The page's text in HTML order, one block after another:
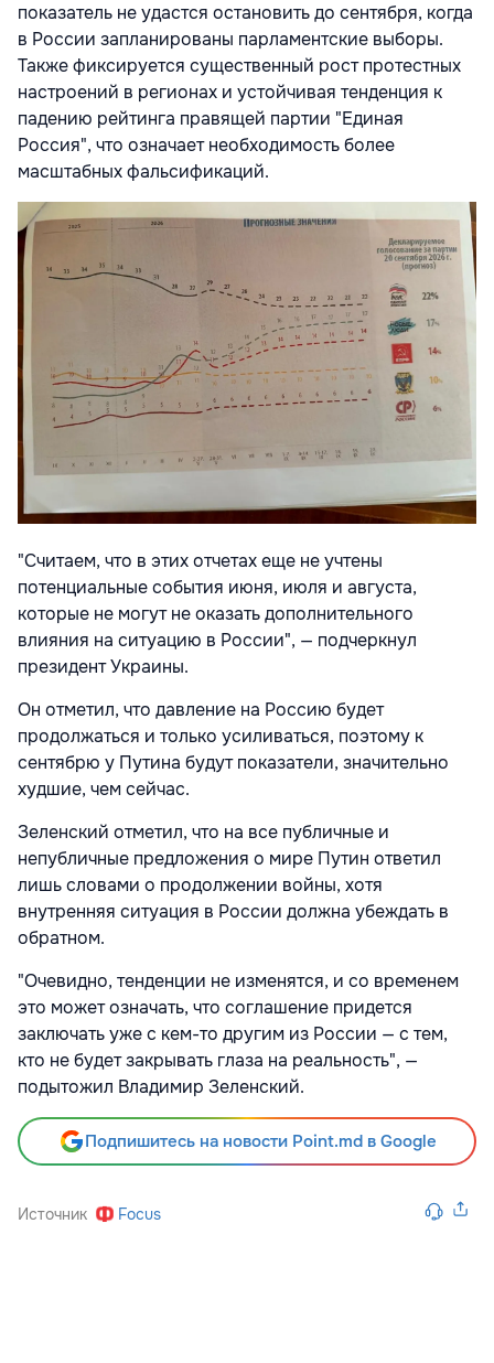
показатель не удастся остановить до сентября, когда
в России запланированы парламентские выборы.
Также фиксируется существенный рост протестных
настроений в регионах и устойчивая тенденция к
падению рейтинга правящей партии "Единая
Россия", что означает необходимость более
масштабных фальсификаций.
"Считаем, что в этих отчетах еще не учтены
потенциальные события июня, июля и августа,
которые не могут не оказать дополнительного
влияния на ситуацию в России", — подчеркнул
президент Украины.
Он отметил, что давление на Россию будет
продолжаться и только усиливаться, поэтому к
сентябрю у Путина будут показатели, значительно
худшие, чем сейчас.
Зеленский отметил, что на все публичные и
непубличные предложения о мире Путин ответил
лишь словами о продолжении войны, хотя
внутренняя ситуация в России должна убеждать в
обратном.
"Очевидно, тенденции не изменятся, и со временем
это может означать, что соглашение придется
заключать уже с кем-то другим из России — с тем,
кто не будет закрывать глаза на реальность", —
подытожил Владимир Зеленский.
Подпишитесь на новости Point.md в Google
Источник Focus